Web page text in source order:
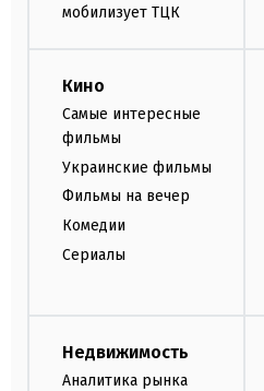
мобилизует ТЦК
Кино
Самые интересные
фильмы
Украинские фильмы
Фильмы на вечер
Комедии
Сериалы
Недвижимость
Аналитика рынка